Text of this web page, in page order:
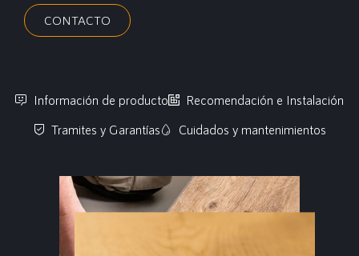
CONTACTO
Información de producto
Recomendación e Instalación
Tramites y Garantías
Cuidados y mantenimientos